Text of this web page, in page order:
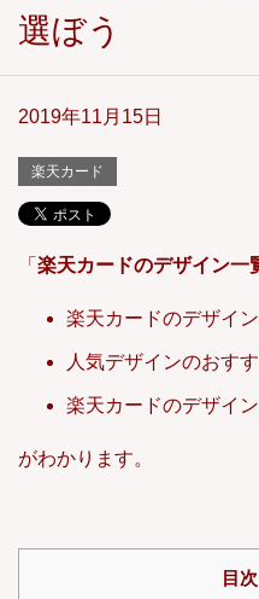
選ぼう
2019年11月15日
楽天カード
「 楽天カードのデザイン一
楽天カードのデザイ
人気デザインのおす
楽天カードのデザイ
がわかります。
目次